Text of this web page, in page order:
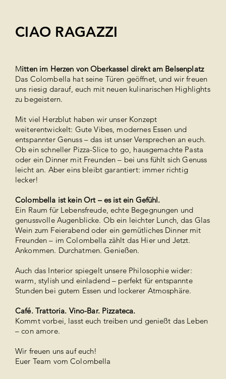
CIAO RAGAZZI
Mitten im Herzen von Oberkassel direkt am Belsenplatz
Das Colombella hat seine Türen geöffnet, und wir freuen
uns riesig darauf, euch mit neuen kulinarischen Highlights
zu begeistern.
Mit viel Herzblut haben wir unser Konzept
weiterentwickelt: Gute Vibes, modernes Essen und
entspannter Genuss – das ist unser Versprechen an euch.
Ob ein schneller Pizza-Slice to go, hausgemachte Pasta
oder ein Dinner mit Freunden – bei uns fühlt sich Genuss
leicht an. Aber eins bleibt garantiert: immer richtig
lecker!
Colombella ist kein Ort – es ist ein Gefühl.
Ein Raum für Lebensfreude, echte Begegnungen und
genussvolle Augenblicke. Ob ein leichter Lunch, das Glas
Wein zum Feierabend oder ein gemütliches Dinner mit
Freunden – im Colombella zählt das Hier und Jetzt.
Ankommen. Durchatmen. Genießen.
Auch das Interior spiegelt unsere Philosophie wider:
warm, stylish und einladend – perfekt für entspannte
Stunden bei gutem Essen und lockerer Atmosphäre.
Café. Trattoria. Vino-Bar. Pizzateca.
Kommt vorbei, lasst euch treiben und genießt das Leben
– con amore.
Wir freuen uns auf euch!
Euer Team vom Colombella